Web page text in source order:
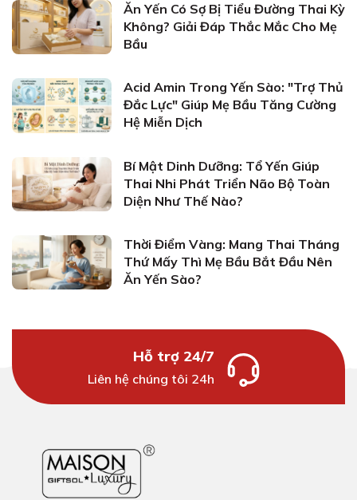
Ăn Yến Có Sợ Bị Tiểu Đường Thai Kỳ
Không? Giải Đáp Thắc Mắc Cho Mẹ
Bầu
Acid Amin Trong Yến Sào: "Trợ Thủ
Đắc Lực" Giúp Mẹ Bầu Tăng Cường
Hệ Miễn Dịch
Bí Mật Dinh Dưỡng: Tổ Yến Giúp
Thai Nhi Phát Triển Não Bộ Toàn
Diện Như Thế Nào?
Thời Điểm Vàng: Mang Thai Tháng
Thứ Mấy Thì Mẹ Bầu Bắt Đầu Nên
Ăn Yến Sào?
Hỗ trợ 24/7
Liên hệ chúng tôi 24h